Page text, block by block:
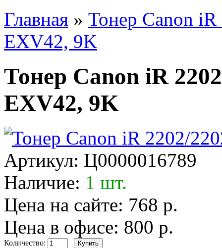
Главная » Тонер Canon
EXV42, 9K
Тонер Canon iR
EXV42, 9K
Артикул: Ц0000016789
Наличие: 1 шт.
Цена на сайте: 768 р.
Цена в офисе: 800 р.
Количество: